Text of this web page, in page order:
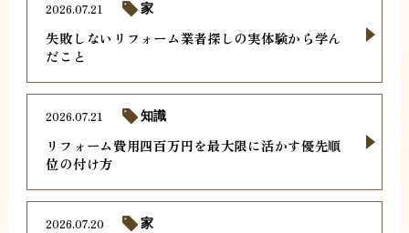
失敗しないリフォーム業者探しの実体験から学ん
だこと
2026.07.21 家
リフォーム費用四百万円を最大限に活かす優先順
位の付け方
2026.07.21 知識
2026.07.20 家